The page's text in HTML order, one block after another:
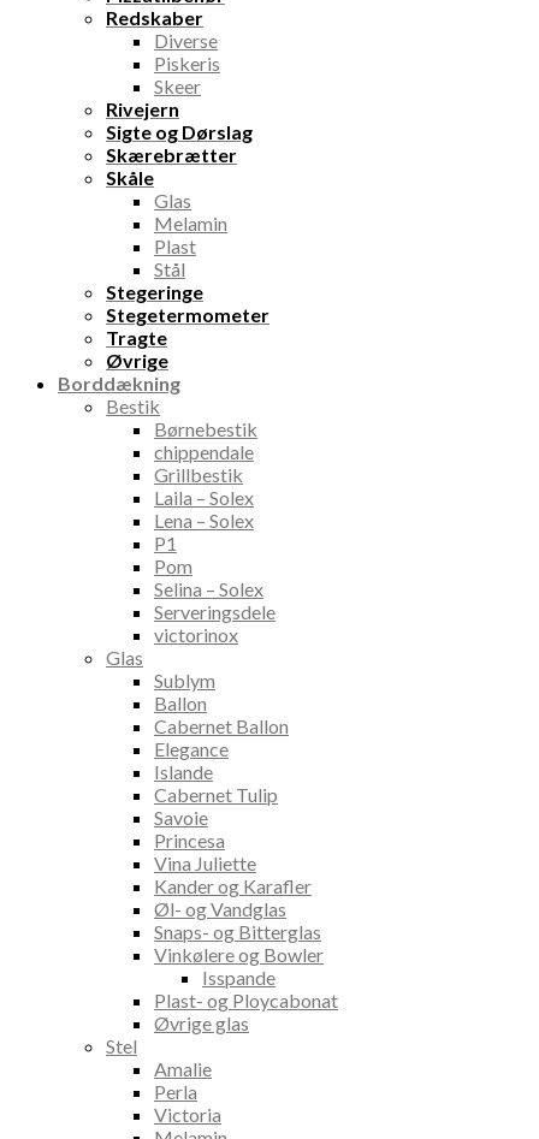
Redskaber
Diverse
Piskeris
Skeer
Rivejern
Sigte og Dørslag
Skærebrætter
Skåle
Glas
Melamin
Plast
Stål
Stegeringe
Stegetermometer
Tragte
Øvrige
Borddækning
Bestik
Børnebestik
chippendale
Grillbestik
Laila – Solex
Lena – Solex
P1
Pom
Selina – Solex
Serveringsdele
victorinox
Glas
Sublym
Ballon
Cabernet Ballon
Elegance
Islande
Cabernet Tulip
Savoie
Princesa
Vina Juliette
Kander og Karafler
Øl- og Vandglas
Snaps- og Bitterglas
Vinkølere og Bowler
Isspande
Plast- og Ploycabonat
Øvrige glas
Stel
Amalie
Perla
Victoria